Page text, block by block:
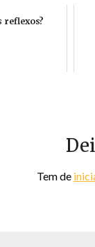
reflexos?
Tem de